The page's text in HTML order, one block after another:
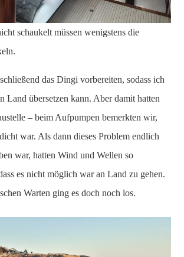
schaukelt müssen wenigstens die
das Dingi vorbereiten, sodass ich
Land übersetzen kann. Aber damit hatten
– beim Aufpumpen bemerkten wir,
war. Als dann dieses Problem endlich
war, hatten Wind und Wellen so
es nicht möglich war an Land zu gehen.
Warten ging es doch noch los.